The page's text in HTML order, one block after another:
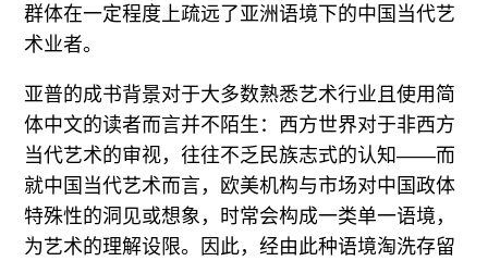
群体在一定程度上疏远了亚洲语境下的中国当代艺
术业者。
亚普的成书背景对于大多数熟悉艺术行业且使用简
体中文的读者而言并不陌生：西方世界对于非西方
当代艺术的审视，往往不乏民族志式的认知——而
就中国当代艺术而言，欧美机构与市场对中国政体
特殊性的洞见或想象，时常会构成一类单一语境，
为艺术的理解设限。因此，经由此种语境淘洗存留